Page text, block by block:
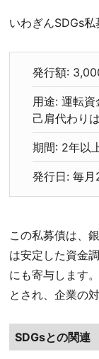
いわぎんSDGs私
発行額:
用途: 運転
己肩代わり
期間: 2年以
発行日: 毎月
この私募債は、
は安定した資金
にも寄与します
とされ、企業の
SDGsとの関連